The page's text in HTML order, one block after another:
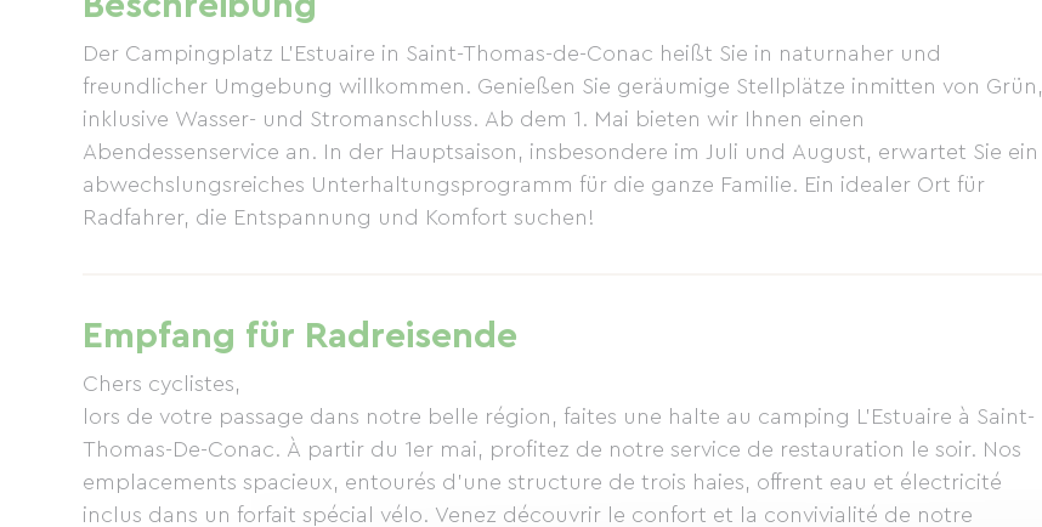
Der Campingplatz L'Estuaire in Saint-Thomas-de-Conac heißt Sie in naturnaher und
freundlicher Umgebung willkommen. Genießen Sie geräumige Stellplätze inmitten von Grün,
inklusive Wasser- und Stromanschluss. Ab dem 1. Mai bieten wir Ihnen einen
Abendessenservice an. In der Hauptsaison, insbesondere im Juli und August, erwartet Sie ein
abwechslungsreiches Unterhaltungsprogramm für die ganze Familie. Ein idealer Ort für
Radfahrer, die Entspannung und Komfort suchen!
Empfang für Radreisende
Chers cyclistes,
lors de votre passage dans notre belle région, faites une halte au camping L'Estuaire à Saint-
Thomas-De-Conac. À partir du 1er mai, profitez de notre service de restauration le soir. Nos
emplacements spacieux, entourés d'une structure de trois haies, offrent eau et électricité
inclus dans un forfait spécial vélo. Venez découvrir le confort et la convivialité de notre